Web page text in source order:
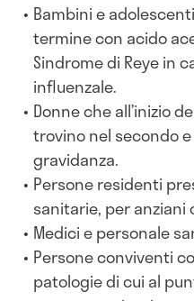
Bambini e
termine con acido
Sindrome di Reye in
influenzale.
Donne che all’inizio
trovino nel secondo
gravidanza.
Persone residenti
sanitarie, per anziani
Medici e personale
Persone conviventi
patologie di cui al